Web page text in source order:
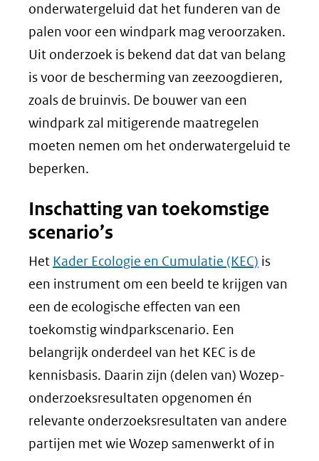
onderwatergeluid dat het funderen van de
palen voor een windpark mag veroorzaken.
Uit onderzoek is bekend dat dat van belang
is voor de bescherming van zeezoogdieren,
zoals de bruinvis. De bouwer van een
windpark zal mitigerende maatregelen
moeten nemen om het onderwatergeluid te
beperken.
Inschatting van toekomstige
scenario’s
Het Kader Ecologie en Cumulatie (KEC) is
een instrument om een beeld te krijgen van
een de ecologische effecten van een
toekomstig windparkscenario. Een
belangrijk onderdeel van het KEC is de
kennisbasis. Daarin zijn (delen van) Wozep-
onderzoeksresultaten opgenomen én
relevante onderzoeksresultaten van andere
partijen met wie Wozep samenwerkt of in